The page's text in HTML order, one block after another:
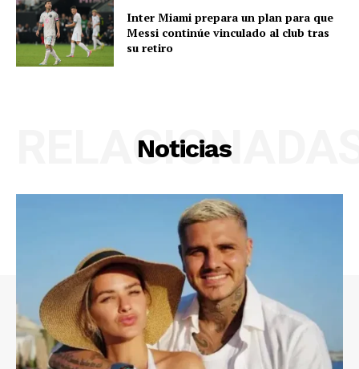
Inter Miami prepara un plan para que
Messi continúe vinculado al club tras
su retiro
Noticias